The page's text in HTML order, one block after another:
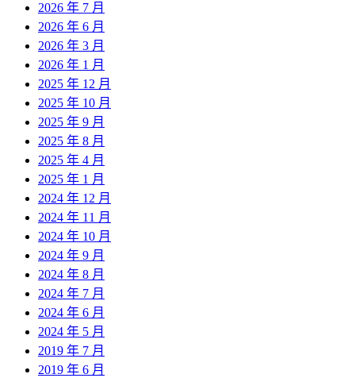
2026 年 7 月
2026 年 6 月
2026 年 3 月
2026 年 1 月
2025 年 12 月
2025 年 10 月
2025 年 9 月
2025 年 8 月
2025 年 4 月
2025 年 1 月
2024 年 12 月
2024 年 11 月
2024 年 10 月
2024 年 9 月
2024 年 8 月
2024 年 7 月
2024 年 6 月
2024 年 5 月
2019 年 7 月
2019 年 6 月